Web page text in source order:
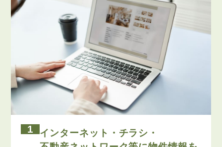
1
インターネット・チラシ・